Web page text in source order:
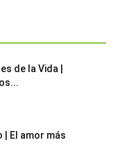
de la Vida |
| El amor más